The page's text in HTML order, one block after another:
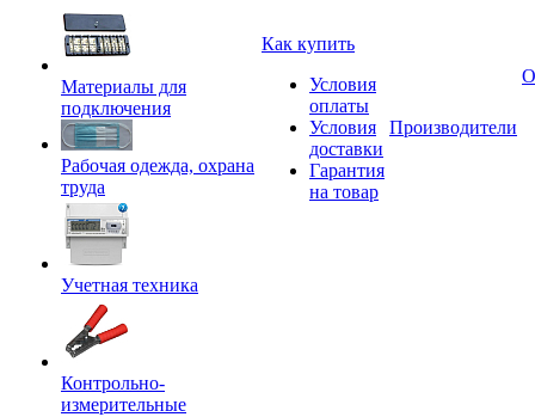
Материалы для
подключения
Рабочая одежда, охрана
труда
Учетная техника
Контрольно-
измерительные
Как купить
Условия
оплаты
Условия
доставки
Гарантия
на товар
Производители